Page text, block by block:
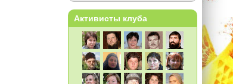
Активисты клуба